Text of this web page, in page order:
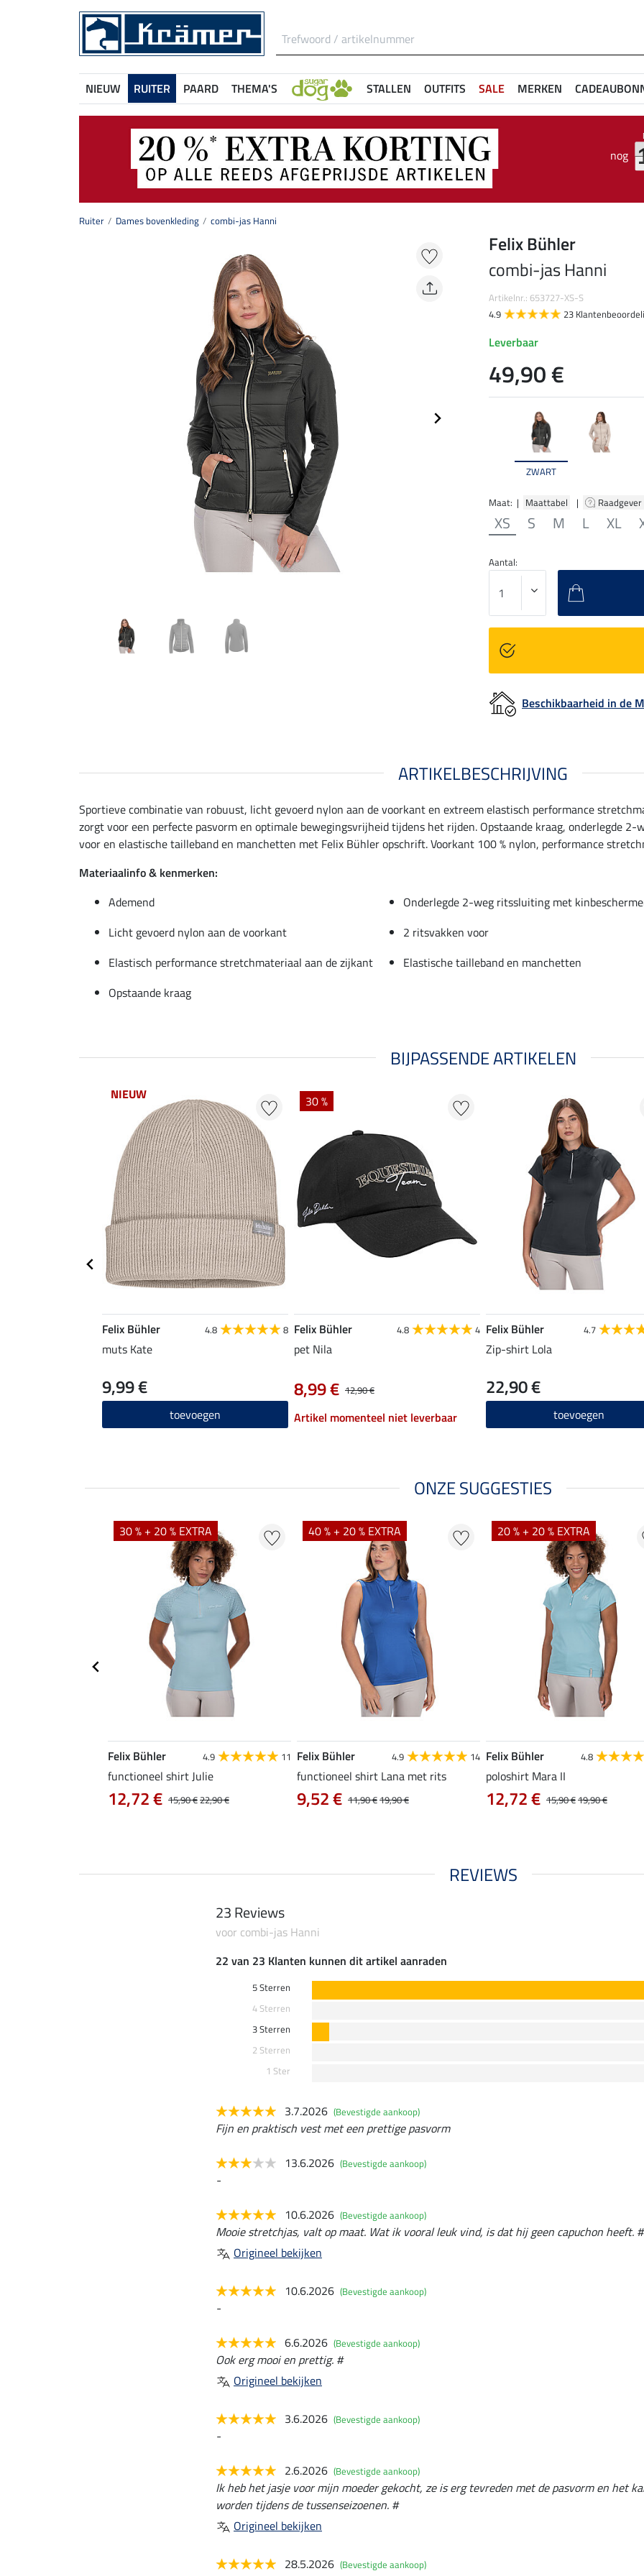
NIEUW RUITER PAARD THEMA'S STALLEN OUTFITS SALE MERKEN
nog
Ruiter Dames bovenkleding combi-jas Hanni
ZWART
Maat: | Maattabel | Raadgever
XS S M L XL
Felix Bühler
combi-jas Hanni
Artikelnr.: 653727-XS-S
4.9
23
Leverbaar
49,90 €
Aantal:
Beschikbaarheid in de
ARTIKELBESCHRIJVING
Sportieve combinatie van robuust, licht gevoerd nylon aan de voorkant en extreem elastisch performance
zorgt voor een perfecte pasvorm en optimale bewegingsvrijheid tijdens het rijden. Opstaande kraag, onderlegde
voor en elastische tailleband en manchetten met Felix Bühler opschrift. Voorkant 100 % nylon, performance
Materiaalinfo & kenmerken:
Ademend
Onderlegde 2-weg ritssluiting met
Licht gevoerd nylon aan de voorkant
2 ritsvakken voor
Elastisch performance stretchmateriaal aan de zijkant
Elastische tailleband en manchetten
Opstaande kraag
BIJPASSENDE ARTIKELEN
NIEUW
Felix Bühler 4.8 8
muts Kate
9,99 €
toevoegen
30 %
Felix Bühler 4.8 4
pet Nila
12,90 €
8,99 €
Artikel momenteel niet leverbaar
Felix Bühler 4.7
Zip-shirt Lola
22,90 €
toevoegen
ONZE SUGGESTIES
30 % + 20 % EXTRA
Felix Bühler 4.9 11
functioneel shirt Julie
15,90 €22,90 €
12,72 €
40 % + 20 % EXTRA
Felix Bühler 4.9 14
functioneel shirt Lana met rits
11,90 €19,90 €
9,52 €
20 % + 20 % EXTRA
Felix Bühler 4.8
poloshirt Mara II
15,90 €19,90 €
12,72 €
REVIEWS
23 Reviews
voor combi-jas Hanni
22 van 23 Klanten kunnen dit artikel aanraden
5 Sterren
4 Sterren
3 Sterren
2 Sterren
1 Ster
3.7.2026 (Bevestigde aankoop)
Fijn en praktisch vest met een prettige pasvorm
13.6.2026 (Bevestigde aankoop)
-
10.6.2026 (Bevestigde aankoop)
Mooie stretchjas, valt op maat. Wat ik vooral leuk vind, is dat hij geen capuchon heeft. #
Origineel bekijken
10.6.2026 (Bevestigde aankoop)
-
6.6.2026 (Bevestigde aankoop)
Ook erg mooi en prettig. #
Origineel bekijken
3.6.2026 (Bevestigde aankoop)
-
2.6.2026 (Bevestigde aankoop)
Ik heb het jasje voor mijn moeder gekocht, ze is erg tevreden met de pasvorm en het
worden tijdens de tussenseizoenen. #
Origineel bekijken
28.5.2026 (Bevestigde aankoop)